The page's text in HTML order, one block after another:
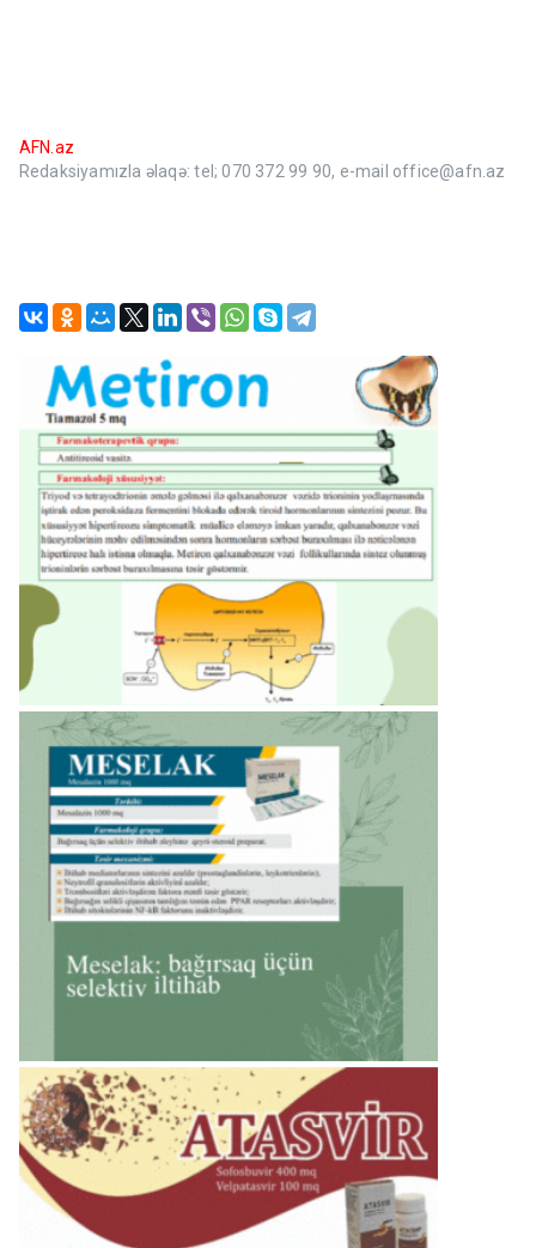
AFN.az
Redaksiyamızla əlaqə: tel; 070 372 99 90, e-mail office@afn.az